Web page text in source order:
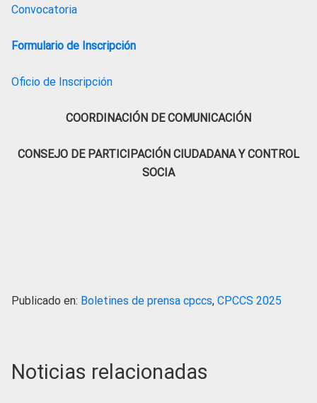
Convocatoria
Formulario de Inscripción
Oficio de Inscripción
COORDINACIÓN DE COMUNICACIÓN
CONSEJO DE PARTICIPACIÓN CIUDADANA Y CONTROL
SOCIA
Publicado en: Boletines de prensa cpccs, CPCCS 2025
Noticias relacionadas